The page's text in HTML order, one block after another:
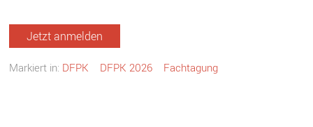
Markiert in: DFPK DFPK 2026 Fachtagung